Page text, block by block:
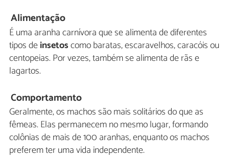
Alimentação
É uma aranha carnívora que se alimenta de diferentes
tipos deinsetoscomo baratas, escaravelhos, caracóis ou
centopeias. Por vezes, também se alimenta de rãs e
lagartos.
Comportamento
Geralmente, os machos são mais solitários do que as
fêmeas. Elas permanecem no mesmo lugar, formando
colônias de mais de 100 aranhas, enquanto os machos
preferem ter uma vida independente.